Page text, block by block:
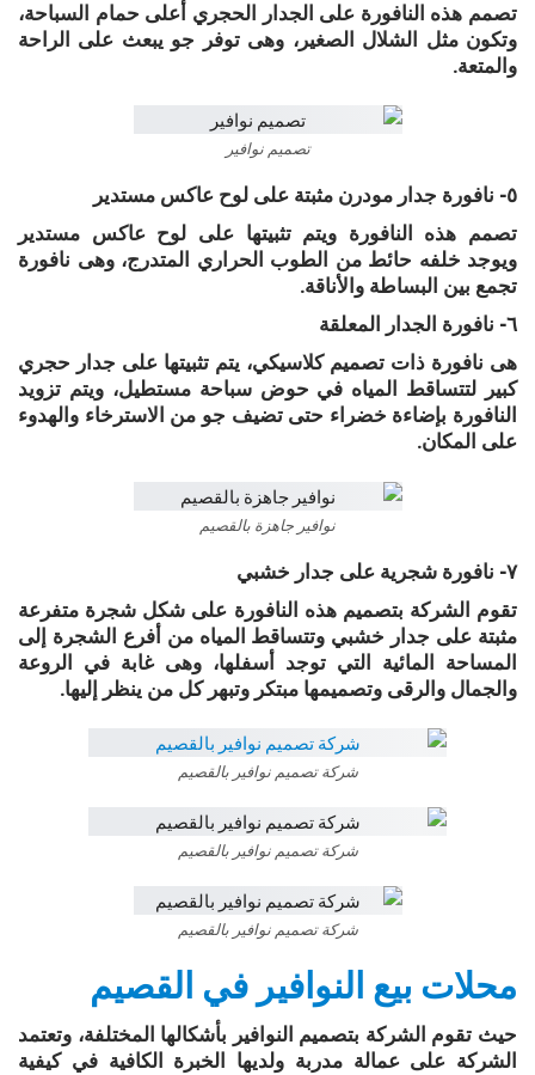
تصمم هذه النافورة على الجدار الحجري أعلى حمام السباحة،
وتكون مثل الشلال الصغير، وهى توفر جو يبعث على الراحة
والمتعة.
تصميم نوافير
٥- نافورة جدار مودرن مثبتة على لوح عاكس مستدير
تصمم هذه النافورة ويتم تثبيتها على لوح عاكس مستدير
ويوجد خلفه حائط من الطوب الحراري المتدرج، وهى نافورة
تجمع بين البساطة والأناقة.
٦- نافورة الجدار المعلقة
هى نافورة ذات تصميم كلاسيكي، يتم تثبيتها على جدار حجري
كبير لتتساقط المياه في حوض سباحة مستطيل، ويتم تزويد
النافورة بإضاءة خضراء حتى تضيف جو من الاسترخاء والهدوء
على المكان.
نوافير جاهزة بالقصيم
٧- نافورة شجرية على جدار خشبي
تقوم الشركة بتصميم هذه النافورة على شكل شجرة متفرعة
مثبتة على جدار خشبي وتتساقط المياه من أفرع الشجرة إلى
المساحة المائية التي توجد أسفلها، وهى غابة في الروعة
والجمال والرقى وتصميمها مبتكر وتبهر كل من ينظر إليها.
شركة تصميم نوافير بالقصيم
شركة تصميم نوافير بالقصيم
شركة تصميم نوافير بالقصيم
محلات بيع النوافير في القصيم
حيث تقوم الشركة بتصميم النوافير بأشكالها المختلفة، وتعتمد
الشركة على عمالة مدربة ولديها الخبرة الكافية في كيفية